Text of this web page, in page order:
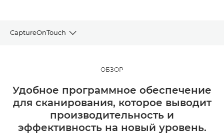
CaptureOnTouch
PRO
LITE
ОБЗОР
Удобное программное обеспечение
для сканирования, которое выводит
производительность и
эффективность на новый уровень.